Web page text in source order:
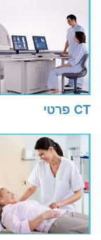
CT פרטי